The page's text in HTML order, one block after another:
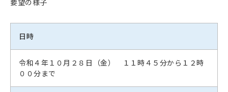
日時
令和４年１０月２８日（金） １１時４５分から１２時
００分まで